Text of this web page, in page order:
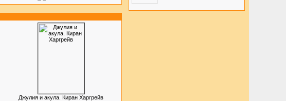
Джулия и акула. Киран Харгрейв